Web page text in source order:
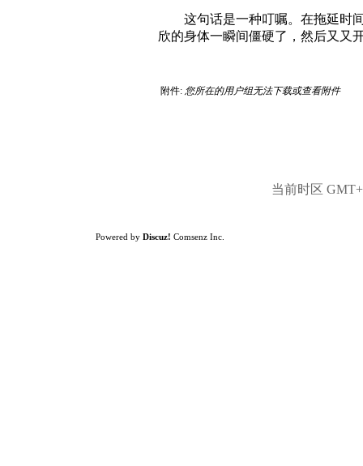
这句话是一种叮嘱。在拖延时间
欣的身体一瞬间僵硬了，然后又又
附件:您所在的用户组无法下载或查看附件
当前时区
Powered by Discuz! Comsenz Inc.